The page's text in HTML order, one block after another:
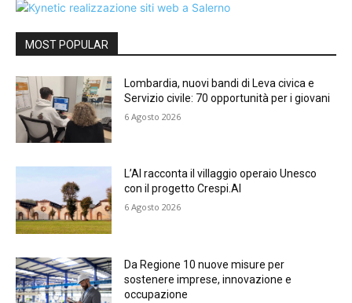
MOST POPULAR
Lombardia, nuovi bandi di Leva civica e
Servizio civile: 70 opportunità per i giovani
6 Agosto 2026
L’AI racconta il villaggio operaio Unesco
con il progetto Crespi.AI
6 Agosto 2026
Da Regione 10 nuove misure per
sostenere imprese, innovazione e
occupazione